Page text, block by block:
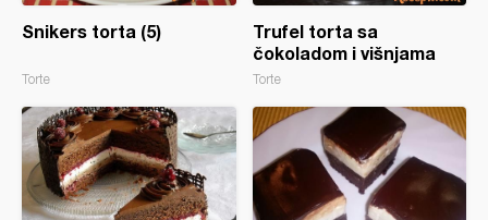
Snikers torta (5)
Torte
Trufel torta sa
čokoladom i višnjama
Torte